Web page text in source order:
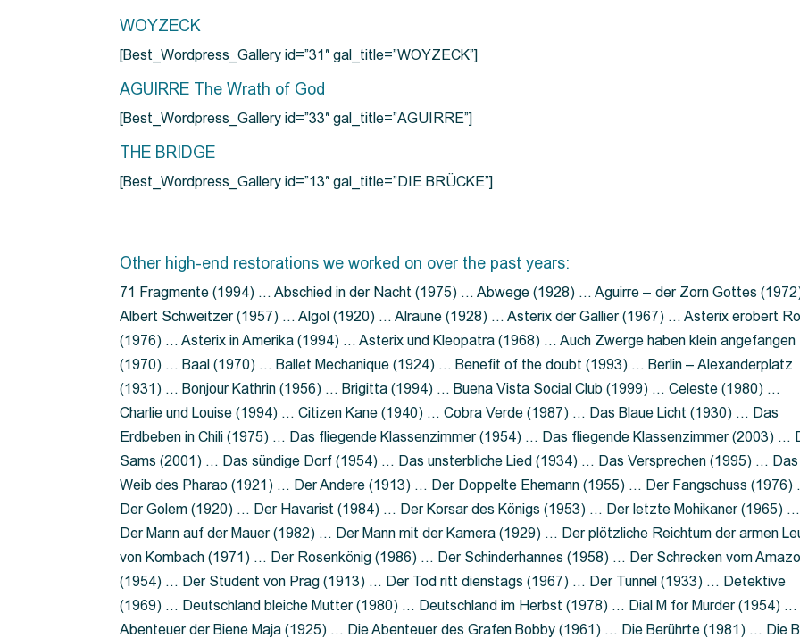
WOYZECK
[Best_Wordpress_Gallery id=”31″ gal_title=”WOYZECK”]
AGUIRRE The Wrath of God
[Best_Wordpress_Gallery id=”33″ gal_title=”AGUIRRE”]
THE BRIDGE
[Best_Wordpress_Gallery id=”13″ gal_title=”DIE BRÜCKE”]
Other high-end restorations we worked on over the past years:
71 Fragmente (1994) … Abschied in der Nacht (1975) … Abwege (1928) … Aguirre – der Zorn Gottes
Albert Schweitzer (1957) … Algol (1920) … Alraune (1928) … Asterix der Gallier (1967) … Asterix erobert
(1976) … Asterix in Amerika (1994) … Asterix und Kleopatra (1968) … Auch Zwerge haben klein angefangen
(1970) … Baal (1970) … Ballet Mechanique (1924) … Benefit of the doubt (1993) … Berlin – Alexanderplatz
(1931) … Bonjour Kathrin (1956) … Brigitta (1994) … Buena Vista Social Club (1999) … Celeste (1980) …
Charlie und Louise (1994) … Citizen Kane (1940) … Cobra Verde (1987) … Das Blaue Licht (1930) … Das
Erdbeben in Chili (1975) … Das fliegende Klassenzimmer (1954) … Das fliegende Klassenzimmer (2003) …
Sams (2001) … Das sündige Dorf (1954) … Das unsterbliche Lied (1934) … Das Versprechen (1995) … Das
Weib des Pharao (1921) … Der Andere (1913) … Der Doppelte Ehemann (1955) … Der Fangschuss (1976)
Der Golem (1920) … Der Havarist (1984) … Der Korsar des Königs (1953) … Der letzte Mohikaner (1965) …
Der Mann auf der Mauer (1982) … Der Mann mit der Kamera (1929) … Der plötzliche Reichtum der armen
von Kombach (1971) … Der Rosenkönig (1986) … Der Schinderhannes (1958) … Der Schrecken vom
(1954) … Der Student von Prag (1913) … Der Tod ritt dienstags (1967) … Der Tunnel (1933) … Detektive
(1969) … Deutschland bleiche Mutter (1980) … Deutschland im Herbst (1978) … Dial M for Murder (1954) …
Abenteuer der Biene Maja (1925) … Die Abenteuer des Grafen Bobby (1961) … Die Berührte (1981) … Die